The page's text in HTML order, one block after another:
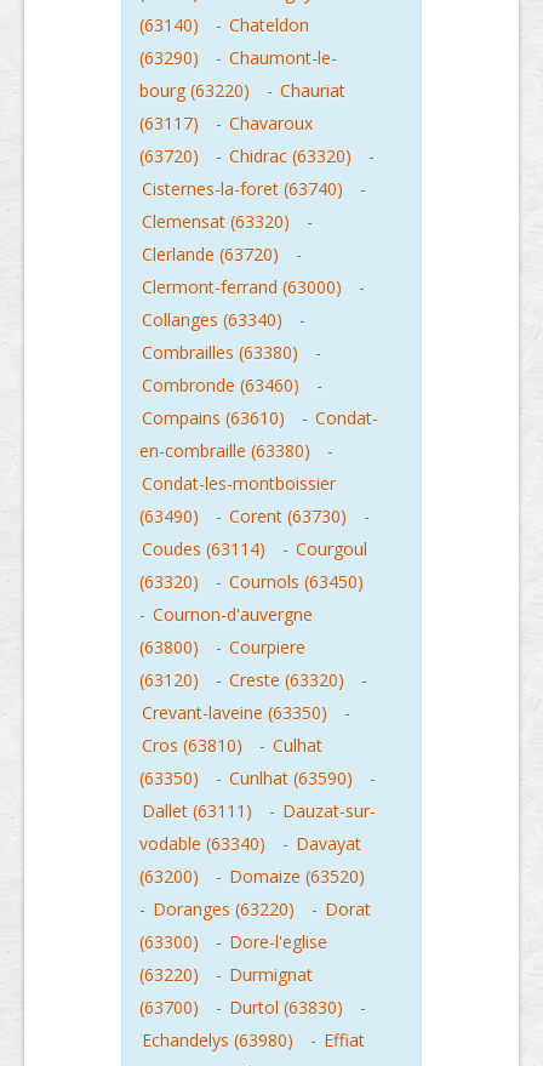
(63140)
- Chateldon
(63290)
- Chaumont-le-
bourg (63220)
- Chauriat
(63117)
- Chavaroux
(63720)
- Chidrac (63320)
-
Cisternes-la-foret (63740)
-
Clemensat (63320)
-
Clerlande (63720)
-
Clermont-ferrand (63000)
-
Collanges (63340)
-
Combrailles (63380)
-
Combronde (63460)
-
Compains (63610)
- Condat-
en-combraille (63380)
-
Condat-les-montboissier
(63490)
- Corent (63730)
-
Coudes (63114)
- Courgoul
(63320)
- Cournols (63450)
- Cournon-d'auvergne
(63800)
- Courpiere
(63120)
- Creste (63320)
-
Crevant-laveine (63350)
-
Cros (63810)
- Culhat
(63350)
- Cunlhat (63590)
-
Dallet (63111)
- Dauzat-sur-
vodable (63340)
- Davayat
(63200)
- Domaize (63520)
- Doranges (63220) - Dorat
(63300)
- Dore-l'eglise
(63220)
- Durmignat
(63700)
- Durtol (63830)
-
Echandelys (63980)
- Effiat